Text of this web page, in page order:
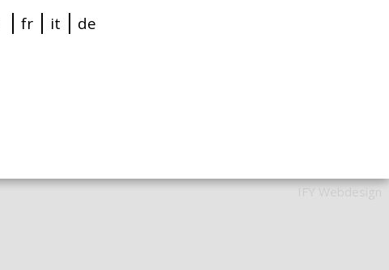
fr it de
IFY Webdesign